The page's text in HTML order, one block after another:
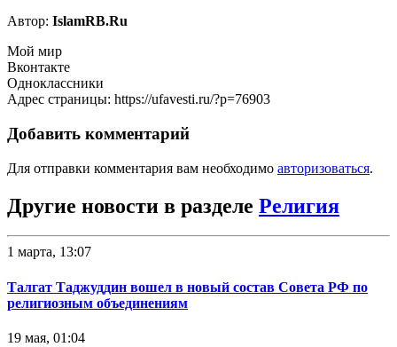
Автор: IslamRB.Ru
Мой мир
Вконтакте
Одноклассники
Адрес страницы: https://ufavesti.ru/?p=76903
Добавить комментарий
Для отправки комментария вам необходимо авторизоваться.
Другие новости в разделе Религия
1 марта, 13:07
Талгат Таджуддин вошел в новый состав Совета РФ по
религиозным объединениям
19 мая, 01:04